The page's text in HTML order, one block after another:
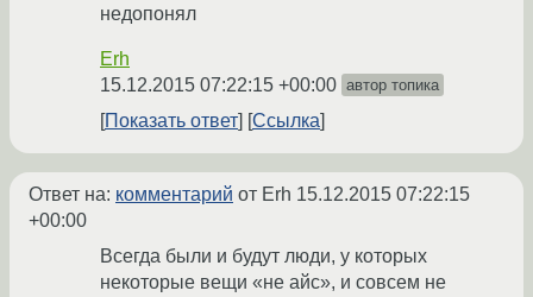
недопонял
Erh
15.12.2015 07:22:15 +00:00 автор топика
Показать ответ Ссылка
Ответ на: комментарий от Erh 15.12.2015 07:22:15
+00:00
Всегда были и будут люди, у которых
некоторые вещи «не айс», и совсем не